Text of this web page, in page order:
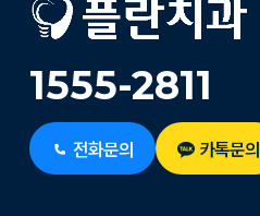
1555-2811
전화문의 카톡문의